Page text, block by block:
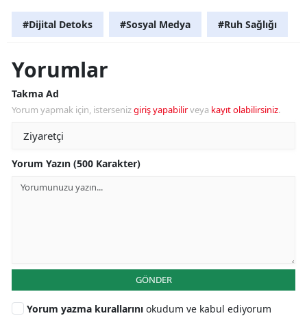
#Dijital Detoks #Sosyal Medya #Ruh Sağlığı
Yorumlar
Takma Ad
Yorum yapmak için, istersenizgiriş yapabilirveya kayıt olabilirsiniz.
Yorum Yazın (500 Karakter)
GÖNDER
Yorum yazma kurallarını okudum ve kabul ediyorum